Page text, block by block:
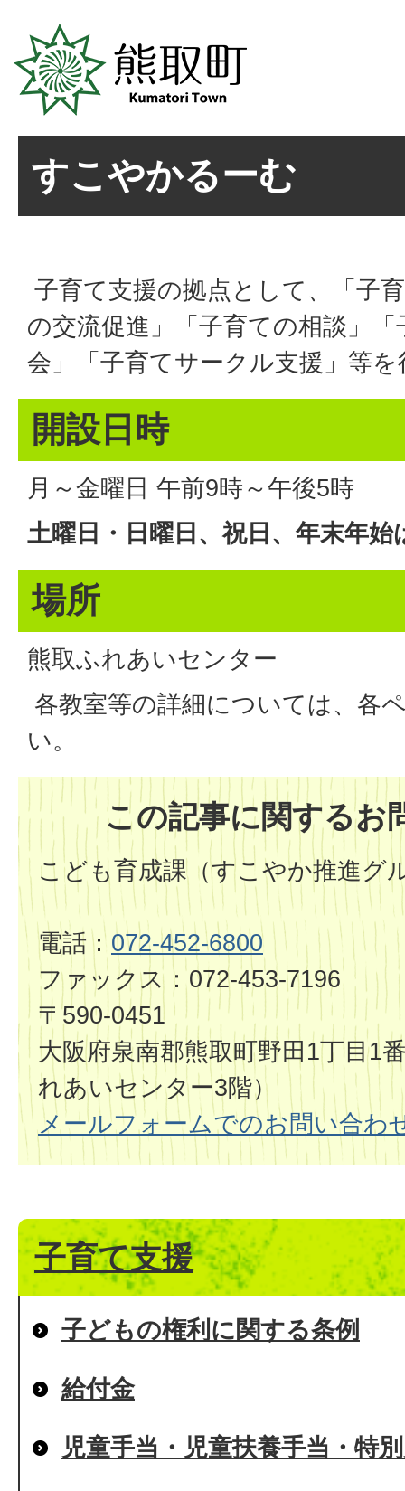
すこやかるーむ
子育て支援の拠点として、「子
の交流促進」「子育ての相談」
会」「子育てサークル支援」等
開設日時
月～金曜日 午前9時～午後5時
土曜日・日曜日、祝日、年末年始
場所
熊取ふれあいセンター
各教室等の詳細については、各
い。
この記事に関するお
こども育成課（すこやか推進グ
電話： 072-452-6800
ファックス：072-453-7196
〒590-0451
大阪府泉南郡熊取町野田1丁目1
れあいセンター3階）
メールフォームでのお問い合わ
子育て支援
子どもの権利に関する条例
給付金
児童手当・児童扶養手当・特